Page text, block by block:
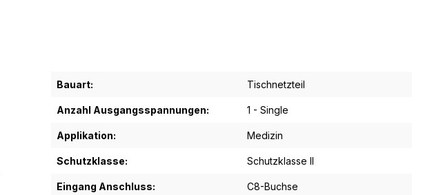
Bauart: Tischnetzteil
Anzahl Ausgangsspannungen: 1 - Single
Applikation: Medizin
Schutzklasse: Schutzklasse II
Eingang Anschluss: C8-Buchse